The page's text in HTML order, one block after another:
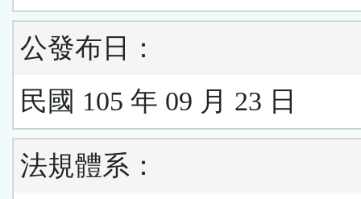
公發布日：
民國 105 年 09 月 23 日
法規體系：